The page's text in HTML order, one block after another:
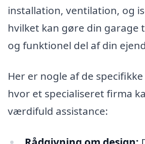
installation, ventilation, og
hvilket kan gøre din garage
og funktionel del af din
Her er nogle af de
hvor et specialiseret firma
værdifuld assistance: